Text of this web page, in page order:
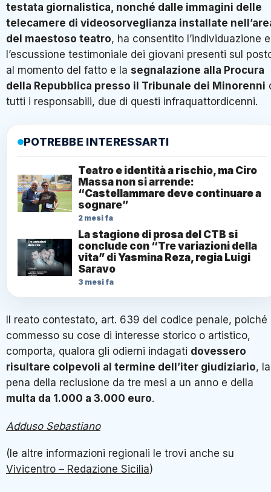
testata giornalistica, nonché dalle immagini delle
telecamere di videosorveglianza installate
del maestoso teatro, ha consentito l’individuazione e
l’escussione testimoniale dei giovani presenti sul
al momento del fatto e la segnalazione alla Procura
della Repubblica presso il Tribunale dei Minorenni
tutti i responsabili, due di questi infraquattordicenni.
POTREBBE INTERESSARTI
Teatro e identità a rischio, ma Ciro
Massa non si arrende:
“Castellammare deve continuare a
sognare”
2 mesi fa
La stagione di prosa del CTB si
conclude con “Tre variazioni della
vita” di Yasmina Reza, regia Luigi
Saravo
3 mesi fa
Il reato contestato, art. 639 del codice penale, poiché
commesso su cose di interesse storico o artistico,
comporta, qualora gli odierni indagati dovessero
risultare colpevoli al termine dell’iter giudiziario, la
pena della reclusione da tre mesi a un anno e della
multa da 1.000 a 3.000 euro.
Adduso Sebastiano
(le altre informazioni regionali le trovi anche su
Vivicentro – Redazione Sicilia)